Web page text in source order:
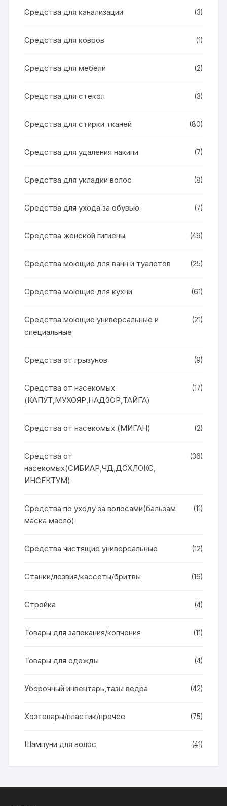
Средства для канализации (3)
Средства для ковров (1)
Средства для мебели (2)
Средства для стекол (3)
Средства для стирки тканей (80)
Средства для удаления накипи (7)
Средства для укладки волос (8)
Средства для ухода за обувью (7)
Средства женской гигиены (49)
Средства моющие для ванн и туалетов (25)
Средства моющие для кухни (61)
Средства моющие универсальные и
специальные
(21)
Средства от грызунов (9)
Средства от насекомых
(КАПУТ,МУХОЯР,НАДЗОР,ТАЙГА)
(17)
Средства от насекомых (МИГАН) (2)
Средства от
насекомых(СИБИАР,ЧД,ДОХЛОКС,
ИНСЕКТУМ)
(36)
Средства по уходу за волосами(бальзам
маска масло)
(11)
Средства чистящие универсальные (12)
Станки/лезвия/кассеты/бритвы (16)
Стройка (4)
Товары для запекания/копчения (11)
Товары для одежды (4)
Уборочный инвентарь,тазы ведра (42)
Хозтовары/пластик/прочее (75)
Шампуни для волос (41)